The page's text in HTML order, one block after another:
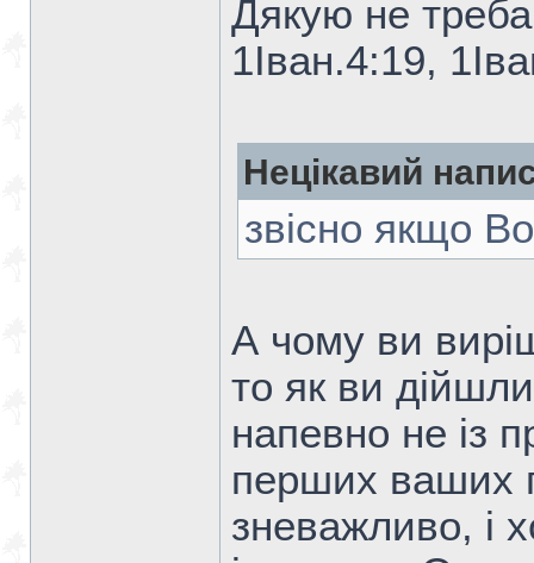
Дякую не
1Iван.4:19,
Нецікавий
звiсно якщо
А чому ви
то як ви
напевно не із
перших ваших
зневажливо, і